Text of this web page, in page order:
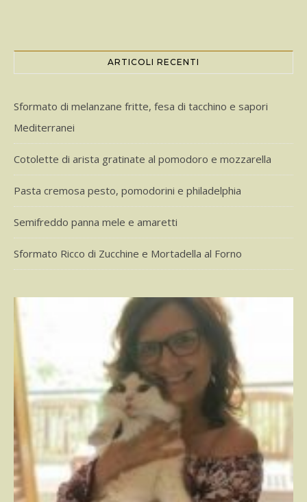
ARTICOLI RECENTI
Sformato di melanzane fritte, fesa di tacchino e sapori
Mediterranei
Cotolette di arista gratinate al pomodoro e mozzarella
Pasta cremosa pesto, pomodorini e philadelphia
Semifreddo panna mele e amaretti
Sformato Ricco di Zucchine e Mortadella al Forno